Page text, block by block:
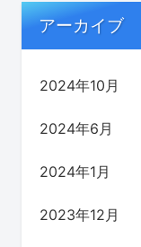
アーカイブ
2024年10月
2024年6月
2024年1月
2023年12月